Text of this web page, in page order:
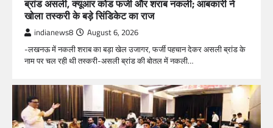
ब्रांड असली, क्यूआर कोड फर्जी और शराब नकली; आबकारी ने
खोला तस्करी के बड़े सिंडिकेट का राज
indianews8 August 6, 2026
-लखनऊ में नकली शराब का बड़ा खेल उजागर, फर्जी पहचान देकर असली ब्रांड के
नाम पर चल रही थी तस्करी-असली ब्रांड की बोतल में नकली…